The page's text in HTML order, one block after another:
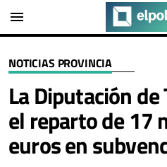
menu
NOTICIAS PROVINCIA
La Diputación
el reparto de 17
euros en